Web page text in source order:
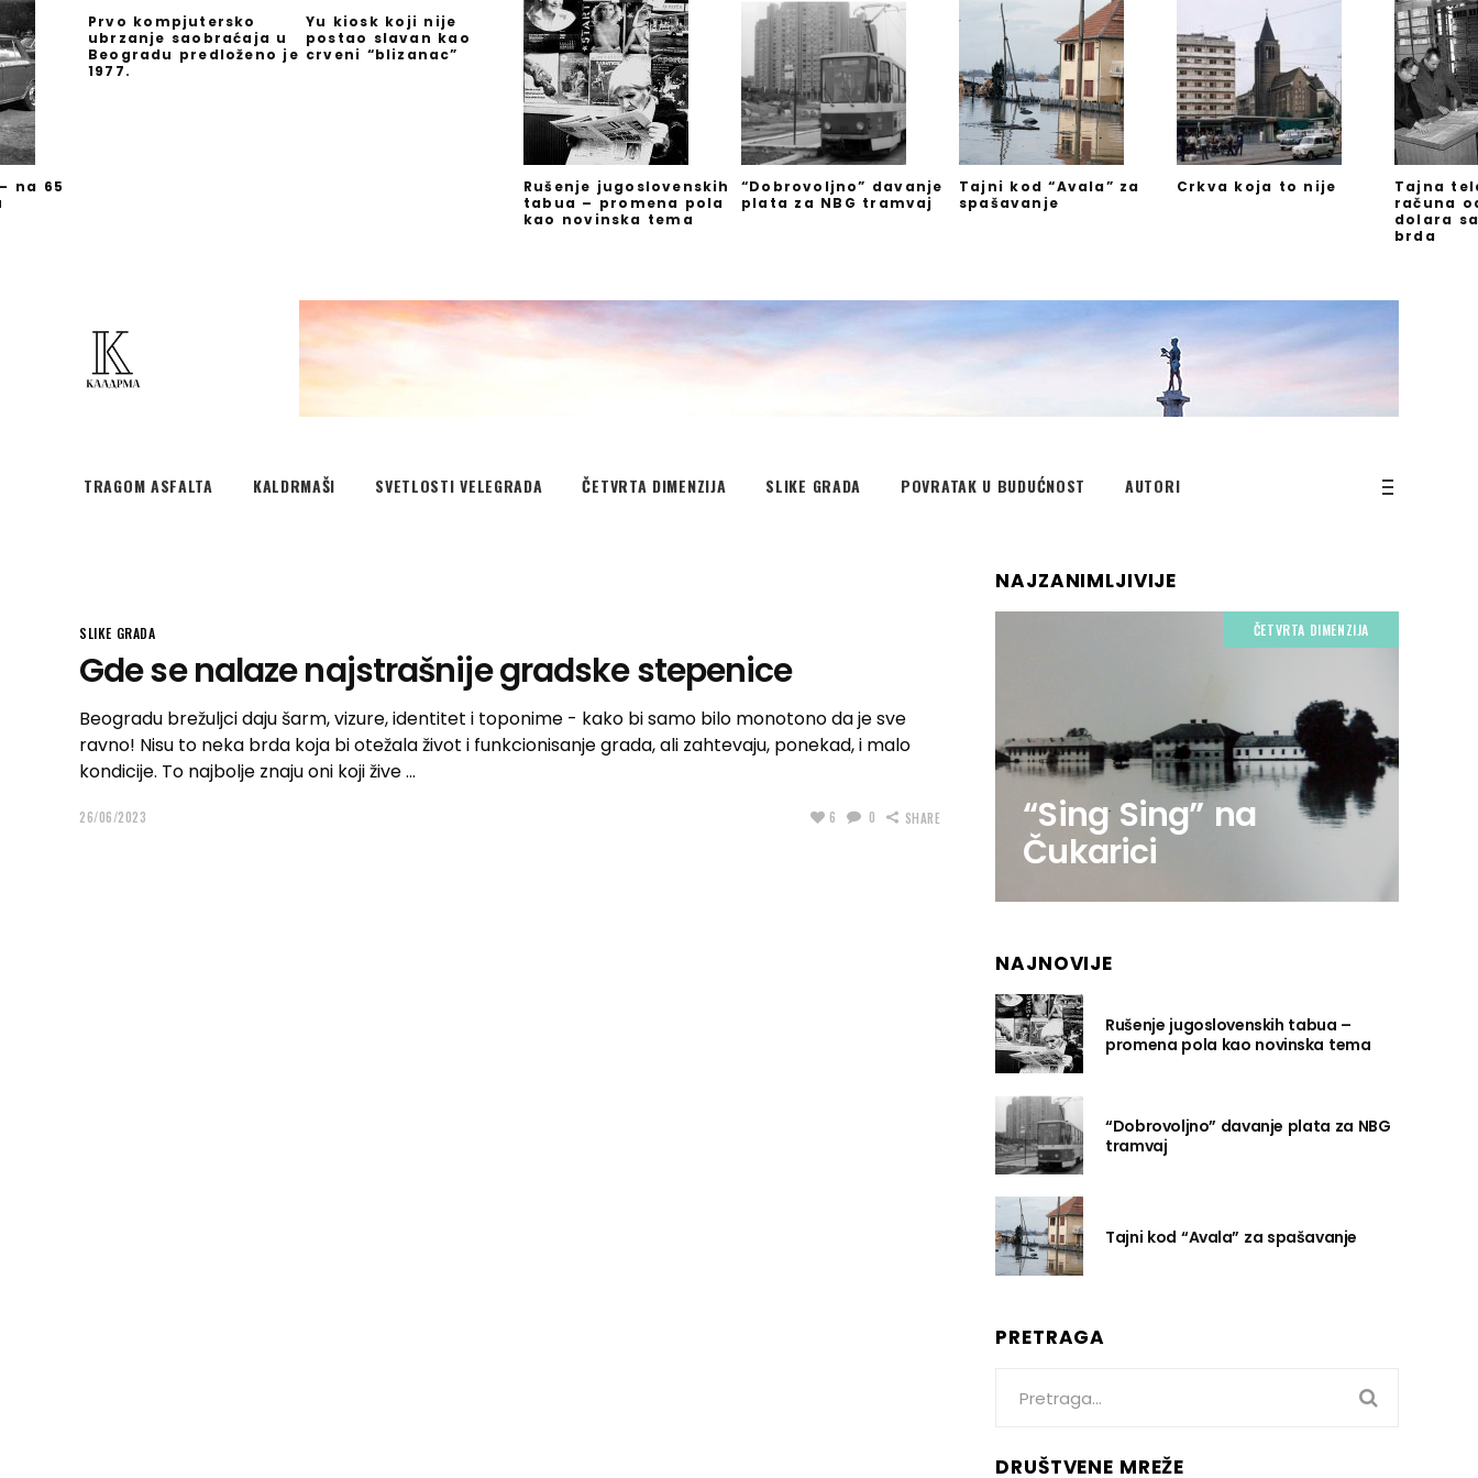
na 65
Prvo kompjutersko
ubrzanje saobraćaja u
Beogradu predloženo je
1977.
Yu kiosk koji nije
postao slavan kao
crveni “blizanac”
Rušenje jugoslovenskih
tabua – promena pola
kao novinska tema
“Dobrovoljno” davanje
plata za NBG tramvaj
Tajni kod “Avala” za
spašavanje
Crkva koja to nije
Tajna
računa
dolara
brda
TRAGOM ASFALTA KALDRMAŠI SVETLOSTI VELEGRADA ČETVRTA DIMENZIJA SLIKE GRADA POVRATAK U BUDUĆNOST AUTORI
SLIKE GRADA
Gde se nalaze najstrašnije gradske stepenice
Beogradu brežuljci daju šarm, vizure, identitet i toponime - kako bi samo bilo monotono da je sve
ravno! Nisu to neka brda koja bi otežala život i funkcionisanje grada, ali zahtevaju, ponekad, i malo
kondicije. To najbolje znaju oni koji žive
26/06/2023 6 0 SHARE
NAJZANIMLJIVIJE
ČETVRTA DIMENZIJA
“Sing Sing” na
Čukarici
NAJNOVIJE
Rušenje jugoslovenskih tabua –
promena pola kao novinska tema
“Dobrovoljno” davanje plata za NBG
tramvaj
Tajni kod “Avala” za spašavanje
PRETRAGA
for:
DRUŠTVENE MREŽE